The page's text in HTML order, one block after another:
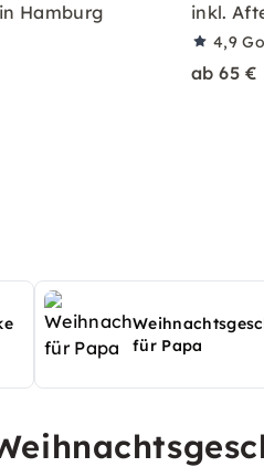
Hamburg
inkl.
4,9
ab 65 €
für Papa